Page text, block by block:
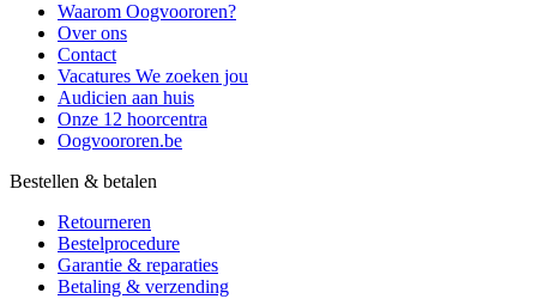
Waarom Oogvoororen?
Over ons
Contact
Vacatures We zoeken jou
Audicien aan huis
Onze 12 hoorcentra
Oogvoororen.be
Bestellen & betalen
Retourneren
Bestelprocedure
Garantie & reparaties
Betaling & verzending